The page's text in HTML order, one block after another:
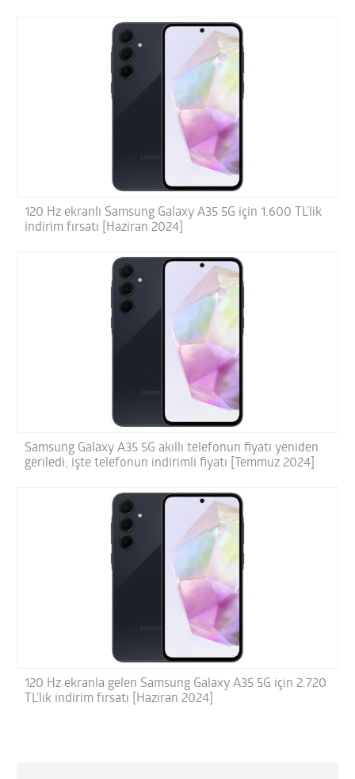
120 Hz ekranlı Samsung Galaxy A35 5G için 1.600 TL’lik
indirim fırsatı [Haziran 2024]
Samsung Galaxy A35 5G akıllı telefonun fiyatı yeniden
geriledi; işte telefonun indirimli fiyatı [Temmuz 2024]
120 Hz ekranla gelen Samsung Galaxy A35 5G için 2.720
TL’lik indirim fırsatı [Haziran 2024]